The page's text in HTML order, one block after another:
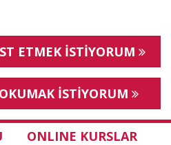
ETMEK İSTİYORUM
İSTİYORUM
ONLINE KURSLAR